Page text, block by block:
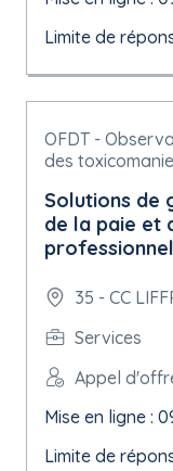
Limite de
OFDT -
des
Solutions de
de la paie et
35 - CC
Services
Appel
Mise en ligne :
Limite de